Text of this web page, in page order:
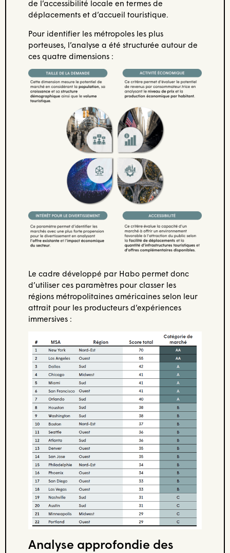
de l’accessibilité locale en termes de
déplacements et d’accueil touristique.
Pour identifier les métropoles les plus
porteuses, l’analyse a été structurée autour de
ces quatre dimensions :
Le cadre développé par Habo permet donc
d’utiliser ces paramètres pour classer les
régions métropolitaines américaines selon leur
attrait pour les producteurs d’expériences
immersives :
Analyse approfondie des